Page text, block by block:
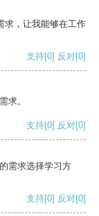
求，让我能够在工作
支持[0] 反对[0]
求。
支持[0] 反对[0]
需求选择学习方
支持[0] 反对[0]